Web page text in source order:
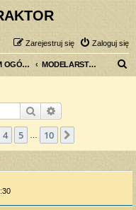
Zaloguj się
Zarejestruj się
FORUM OGÓLNE MODELARSTWO
Szukaj
4 5 10